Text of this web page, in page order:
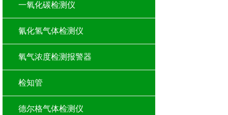
一氧化碳检测仪
氰化氢气体检测仪
氧气浓度检测报警器
检知管
德尔格气体检测仪